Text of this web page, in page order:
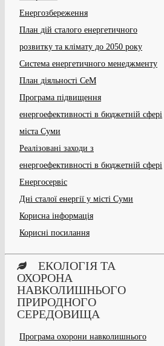
Енергозбереження
План дій сталого енергетичного
розвитку та клімату до 2050 року
Система енергетичного менеджменту
План діяльності СеМ
Програма підвищення
енергоефективності в бюджетній сфері
міста Суми
Реалізовані заходи з
енергоефективності в бюджетній сфері
Енергосервіс
Дні сталої енергії у місті Суми
Корисна інформація
Корисні посилання
ЕКОЛОГІЯ ТА
ОХОРОНА
НАВКОЛИШНЬОГО
ПРИРОДНОГО
СЕРЕДОВИЩА
Програма охорони навколишнього